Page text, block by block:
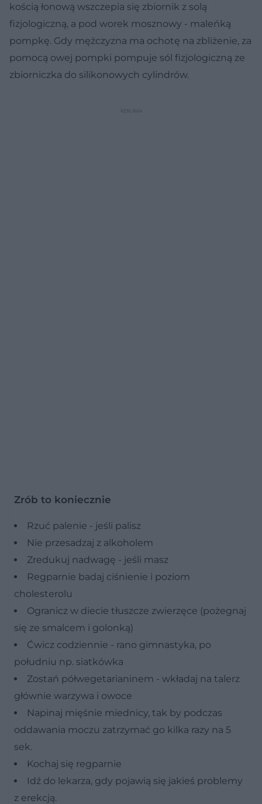
kością łonową wszczepia się zbiornik z solą
fizjologiczną, a pod worek mosznowy - maleńką
pompkę. Gdy mężczyzna ma ochotę na zbliżenie, za
pomocą owej pompki pompuje sól fizjologiczną ze
zbiorniczka do silikonowych cylindrów.
Zrób to koniecznie
Rzuć palenie - jeśli palisz
Nie przesadzaj z alkoholem
Zredukuj nadwagę - jeśli masz
Regparnie badaj ciśnienie i poziom
cholesterolu
Ogranicz w diecie tłuszcze zwierzęce (pożegnaj
się ze smalcem i golonką)
Ćwicz codziennie - rano gimnastyka, po
południu np. siatkówka
Zostań półwegetarianinem - wkładaj na talerz
głównie warzywa i owoce
Napinaj mięśnie miednicy, tak by podczas
oddawania moczu zatrzymać go kilka razy na 5
sek.
Kochaj się regparnie
Idź do lekarza, gdy pojawią się jakieś problemy
z erekcją.